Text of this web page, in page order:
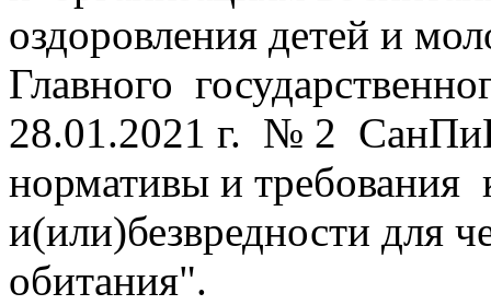
оздоровления детей и
Главного
28.01.2021 г. № 2
нормативы и требования
и(или)безвредности для
обитания".